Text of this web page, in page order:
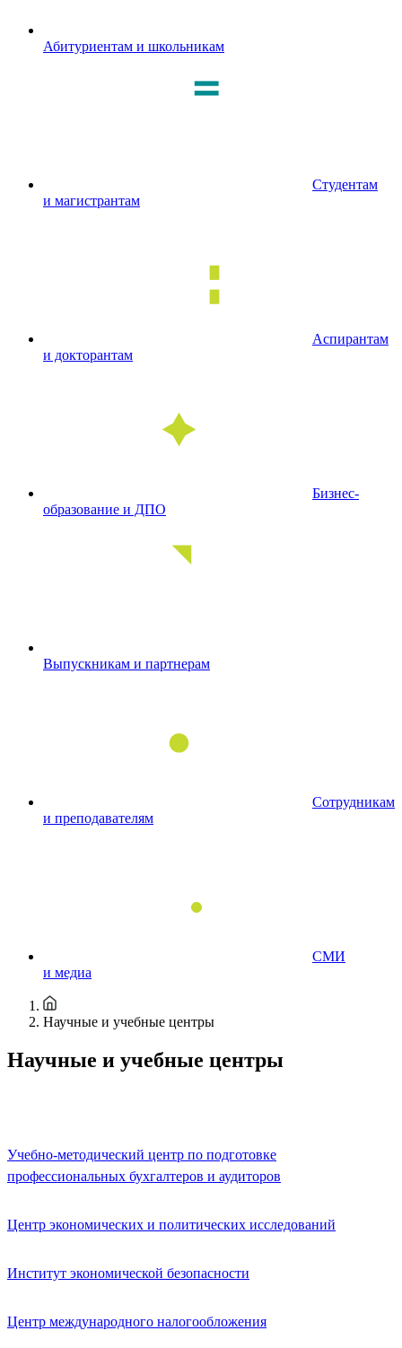
Абитуриентам и школьникам
Студентам
и магистрантам
Аспирантам
и докторантам
Бизнес-
образование и ДПО
Выпускникам и партнерам
Сотрудникам
и преподавателям
СМИ
и медиа
Научные и учебные центры
Научные и учебные центры
Учебно-методический центр по подготовке
профессиональных бухгалтеров и аудиторов
Центр экономических и политических исследований
Институт экономической безопасности
Центр международного налогообложения